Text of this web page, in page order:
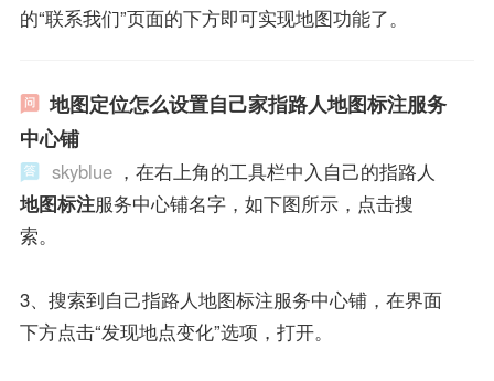
的“联系我们”页面的下方即可实现地图功能了。
地图定位怎么设置自己家指路人地图标注服务
中心铺
skyblue ，在右上角的工具栏中入自己的指路人
地图标注服务中心铺名字，如下图所示，点击搜
索。
3、搜索到自己指路人地图标注服务中心铺，在界面
下方点击“发现地点变化”选项，打开。